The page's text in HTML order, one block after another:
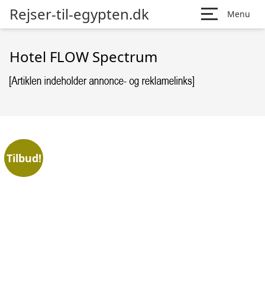
Rejser-til-egypten.dk Menu
Hotel FLOW Spectrum
Tilbud!